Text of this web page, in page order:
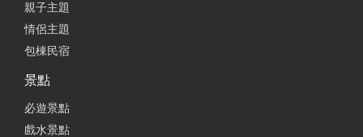
親子主題
情侶主題
包棟民宿
景點
必遊景點
戲水景點